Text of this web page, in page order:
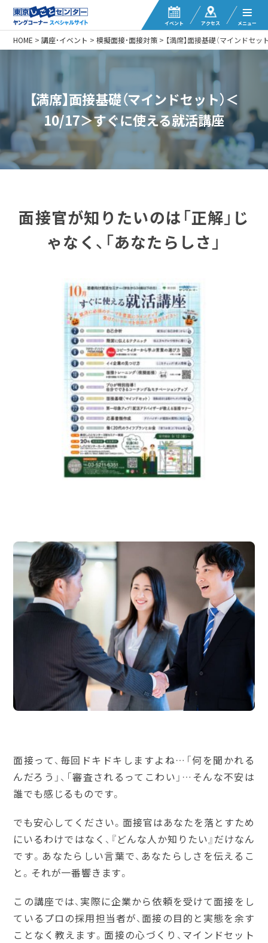
イベント アクセス メニュー
HOME >講座・イベント >模擬面接・面接対策 > 【満席】面接基礎（マインドセ
【満席】面接基礎（マインドセット）＜
10/17＞すぐに使える就活講座
面接官が知りたいのは「正解」じ
ゃなく、「あなたらしさ」
面接って、毎回ドキドキしますよね…「何を聞かれる
んだろう」、「審査されるってこわい」…そんな不安は
誰でも感じるものです。
でも安心してください。面接官はあなたを落とすため
にいるわけではなく、『どんな人か知りたい』だけなん
です。あなたらしい言葉で、あなたらしさを伝えるこ
と。それが一番響きます。
この講座では、実際に企業から依頼を受けて面接をし
ているプロの採用担当者が、面接の目的と実態を余す
ことなく教えます。面接の心づくり、マインドセット